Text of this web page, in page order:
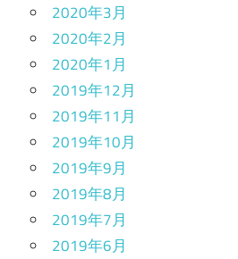
2020年3月
2020年2月
2020年1月
2019年12月
2019年11月
2019年10月
2019年9月
2019年8月
2019年7月
2019年6月